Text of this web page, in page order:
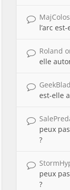
l’arc
Roland
elle
est-elle
peux
?
peux
?